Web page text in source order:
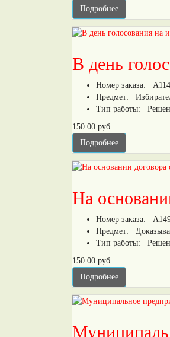
Подробнее
В день
Номер заказа:
Предмет:
Тип работы:
150.00 руб
Подробнее
На
Номер заказа:
Предмет:
Тип работы:
150.00 руб
Подробнее